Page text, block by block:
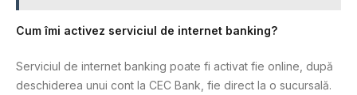
Cum îmi activez serviciul de internet banking?
Serviciul de internet banking poate fi activat fie online, după
deschiderea unui cont la CEC Bank, fie direct la o sucursală.